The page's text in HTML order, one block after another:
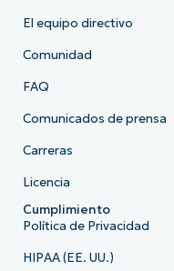
El equipo directivo
Comunidad
FAQ
Comunicados de prensa
Carreras
Licencia
Cumplimiento
Política de Privacidad
HIPAA (EE. UU.)